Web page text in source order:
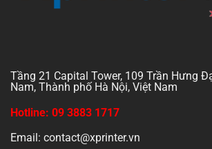
Tầng 21 Capital Tower, 109 Trần Hưng
Nam, Thành phố Hà Nội, Việt Nam
Hotline: 09 3883 1717
Email: contact@xprinter.vn